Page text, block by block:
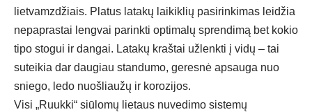
lietvamzdžiais. Platus latakų laikiklių pasirinkimas leidžia
nepaprastai lengvai parinkti optimalų sprendimą bet kokio
tipo stogui ir dangai. Latakų kraštai užlenkti į vidų – tai
suteikia dar daugiau standumo, geresnė apsauga nuo
sniego, ledo nuošliaužų ir korozijos.
Visi „Ruukki“ siūlomų lietaus nuvedimo sistemų